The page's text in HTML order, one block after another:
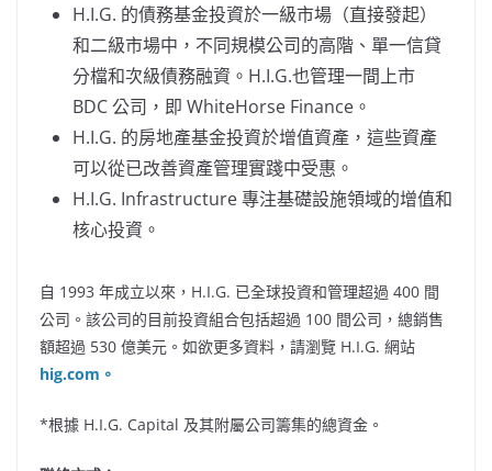
H.I.G. 的債務基金投資於一級市場（直接發起）
和二級市場中，不同規模公司的高階、單一信貸
分檔和次級債務融資。H.I.G.也管理一間上市
BDC 公司，即 WhiteHorse Finance。
H.I.G. 的房地產基金投資於增值資產，這些資產
可以從已改善資產管理實踐中受惠。
H.I.G. Infrastructure 專注基礎設施領域的增值和
核心投資。
自 1993 年成立以來，H.I.G. 已全球投資和管理超過 400 間
公司。該公司的目前投資組合包括超過 100 間公司，總銷售
額超過 530 億美元。如欲更多資料，請瀏覽 H.I.G. 網站
hig.com 。
*根據 H.I.G. Capital 及其附屬公司籌集的總資金。